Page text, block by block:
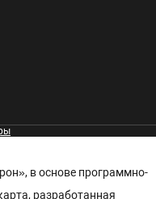
в основе программно-
разработанная